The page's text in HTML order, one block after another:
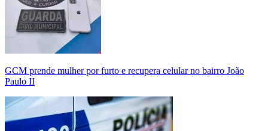
GCM prende mulher por furto e recupera celular no bairro João
Paulo II